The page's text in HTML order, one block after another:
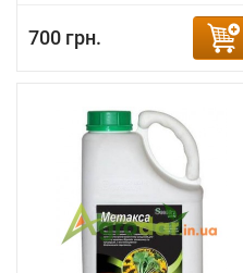
700 грн.